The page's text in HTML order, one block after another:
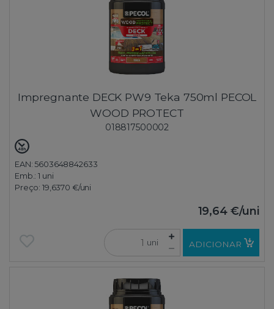
Impregnante DECK PW9 Teka 750ml PECOL
WOOD PROTECT
018817500002
EAN: 5603648842633
Emb.:1 uni
Preço: 19,6370 €/uni
19,64 €/uni
uni ADICIONAR